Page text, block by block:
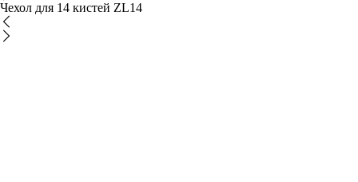
Чехол для 14 кистей ZL14